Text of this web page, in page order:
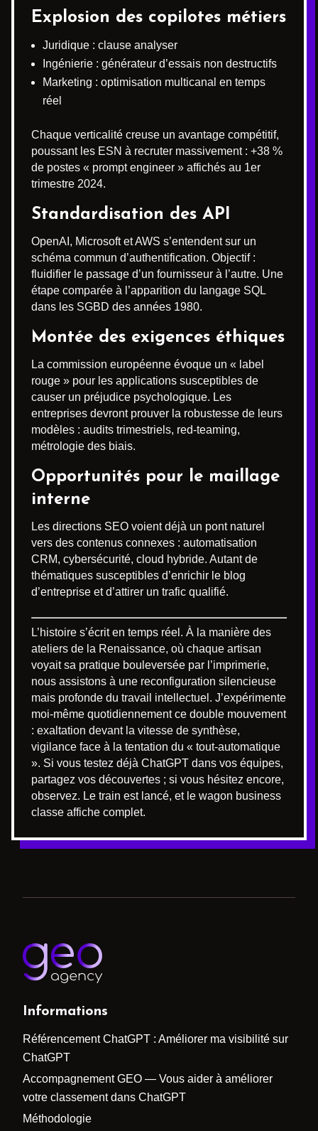
Explosion des copilotes métiers
Juridique : clause analyser
Ingénierie : générateur d’essais non destructifs
Marketing : optimisation multicanal en temps
réel
Chaque verticalité creuse un avantage compétitif,
poussant les ESN à recruter massivement : +38 %
de postes « prompt engineer » affichés au 1er
trimestre 2024.
Standardisation des API
OpenAI, Microsoft et AWS s’entendent sur un
schéma commun d’authentification. Objectif :
fluidifier le passage d’un fournisseur à l’autre. Une
étape comparée à l’apparition du langage SQL
dans les SGBD des années 1980.
Montée des exigences éthiques
La commission européenne évoque un « label
rouge » pour les applications susceptibles de
causer un préjudice psychologique. Les
entreprises devront prouver la robustesse de leurs
modèles : audits trimestriels, red-teaming,
métrologie des biais.
Opportunités pour le maillage
interne
Les directions SEO voient déjà un pont naturel
vers des contenus connexes : automatisation
CRM, cybersécurité, cloud hybride. Autant de
thématiques susceptibles d’enrichir le blog
d’entreprise et d’attirer un trafic qualifié.
L’histoire s’écrit en temps réel. À la manière des
ateliers de la Renaissance, où chaque artisan
voyait sa pratique bouleversée par l’imprimerie,
nous assistons à une reconfiguration silencieuse
mais profonde du travail intellectuel. J’expérimente
moi-même quotidiennement ce double mouvement
: exaltation devant la vitesse de synthèse,
vigilance face à la tentation du « tout-automatique
». Si vous testez déjà ChatGPT dans vos équipes,
partagez vos découvertes ; si vous hésitez encore,
observez. Le train est lancé, et le wagon business
classe affiche complet.
Informations
Référencement ChatGPT : Améliorer ma visibilité sur
ChatGPT
Accompagnement GEO — Vous aider à améliorer
votre classement dans ChatGPT
Méthodologie